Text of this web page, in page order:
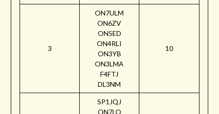
3
ON7ULM
ON6ZV
ON5ED
ON4RLI
ON3YB
ON3LMA
F4FTJ
DL3NM
10
SP1JQJ
ON7LO